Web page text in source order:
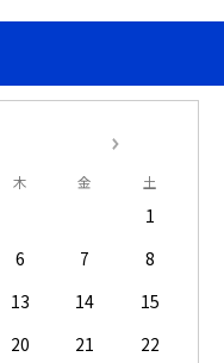
木 金 土
1
6 7
8
13 14
15
20 21
22